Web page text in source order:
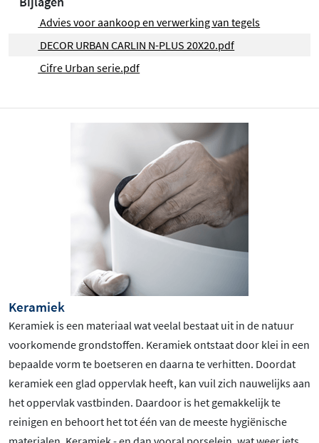
Advies voor aankoop en verwerking van tegels
DECOR URBAN CARLIN N-PLUS 20X20.pdf
Cifre Urban serie.pdf
Keramiek
Keramiek is een materiaal wat veelal bestaat uit in de natuur
voorkomende grondstoffen. Keramiek ontstaat door klei in een
bepaalde vorm te boetseren en daarna te verhitten. Doordat
keramiek een glad oppervlak heeft, kan vuil zich nauwelijks aan
het oppervlak vastbinden. Daardoor is het gemakkelijk te
reinigen en behoort het tot één van de meeste hygiënische